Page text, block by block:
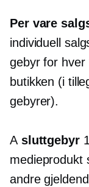
Per vare
individuell
gebyr for hver
butikken (i
gebyrer).
A sluttgebyr
medieprodukt
andre